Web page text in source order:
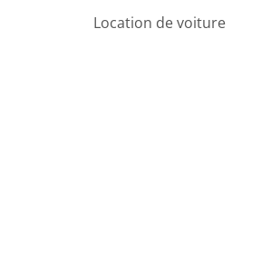
Location de voiture